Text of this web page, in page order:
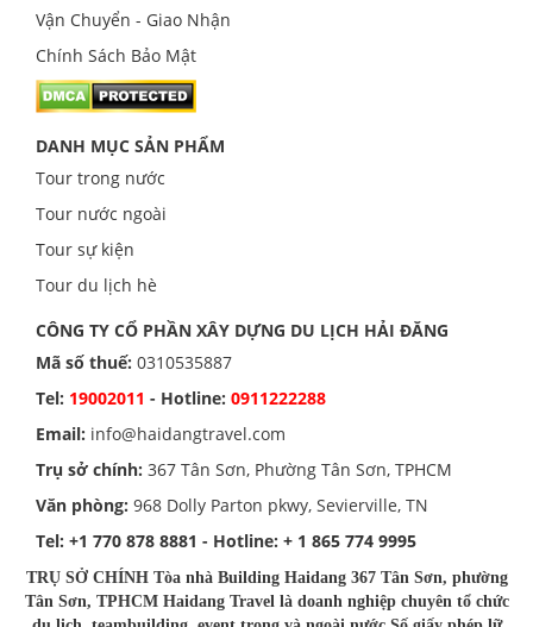
Vận Chuyển - Giao Nhận
Chính Sách Bảo Mật
DANH MỤC SẢN PHẨM
Tour trong nước
Tour nước ngoài
Tour sự kiện
Tour du lịch hè
CÔNG TY CỔ PHẦN XÂY DỰNG DU LỊCH HẢI ĐĂNG
Mã số thuế: 0310535887
Tel: 19002011 - Hotline: 0911222288
Email: info@haidangtravel.com
Trụ sở chính: 367 Tân Sơn, Phường Tân Sơn, TPHCM
Văn phòng: 968 Dolly Parton pkwy, Sevierville, TN
Tel: +1 770 878 8881 - Hotline: + 1 865 774 9995
TRỤ SỞ CHÍNH Tòa nhà Building Haidang 367 Tân Sơn, phường
Tân Sơn, TPHCM Haidang Travel là doanh nghiệp chuyên tổ chức